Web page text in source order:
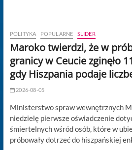
POLITYKA POPULARNE SLIDER
Maroko twierdzi, że w
granicy w Ceucie zginęło
gdy Hiszpania podaje
2026-08-05
Ministerstwo spraw wewnętrznych
niedzielę pierwsze oświadczenie
śmiertelnych wśród osób, które w
próbowały dotrzeć do hiszpańskiej